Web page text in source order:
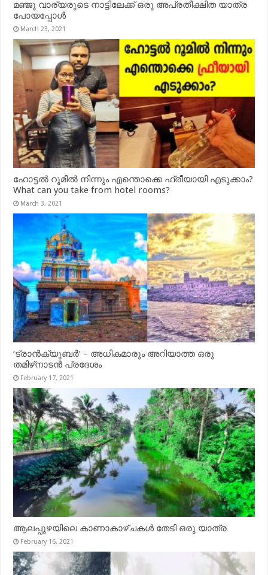
മഞ്ജു വാര്യരുടെ നാട്ടിലേക്ക് ഒരു അപ്രതീക്ഷിത യാത്ര
പോയപ്പോൾ
March 23, 2021
ഹോട്ടൽ റൂമിൽ നിന്നും എന്തൊക്കെ ഫ്രീയായി എടുക്കാം?
What can you take from hotel rooms?
March 3, 2021
‘ട്രാൻക്യുബർ’ – അധികമാരും അറിയാത്ത ഒരു
തമിഴ്‌നാടൻ പ്രദേശം
February 17, 2021
ആലപ്പുഴയിലെ കാണാകാഴ്ചകൾ തേടി ഒരു യാത്ര
February 16, 2021